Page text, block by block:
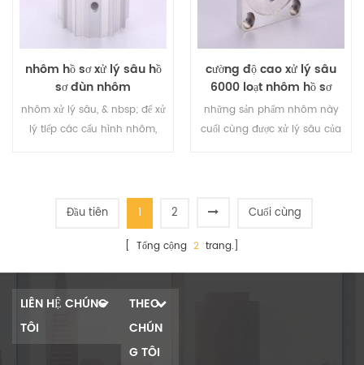
nhôm hồ sơ xử lý sâu hồ
sơ đùn nhôm
nhôm xử lý sâu, & nbsp; để xử
lý tiếp các cấu hình nhôm,
cường độ cao xử lý sâu
6000 loạt nhôm hồ sơ
những sản phẩm nhôm này
cuối cùng được xử lý sâu của
đầu tiên vào việc bảo vệ bề
Đầu tiên 1 2 Cuối cùng
[ Tổng cộng 2 trang.]
LIÊN HỆ CHÚNG
TÔI
THEO
CHÚN
G TÔI